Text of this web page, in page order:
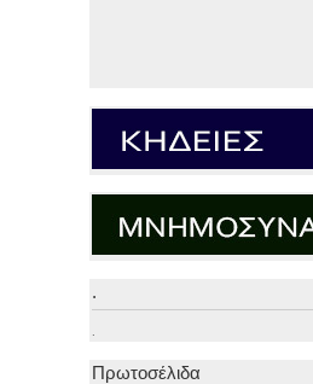
.
.
Πρωτοσέλιδα